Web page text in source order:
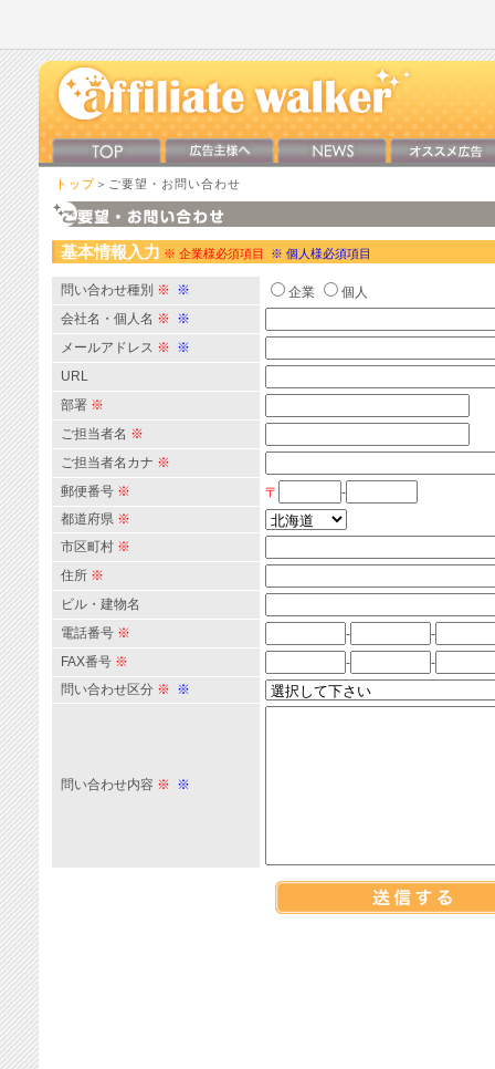
トップ ＞ご要望・お問い合わせ
基本情報入力 ※ 企業様必須項目 ※ 個人様必須項目
問い合わせ種別 ※ ※ 企業
個人
会社名・個人名 ※ ※
メールアドレス ※ ※
URL
部署 ※
ご担当者名 ※
ご担当者名カナ ※
郵便番号 ※ 〒
-
都道府県 ※
市区町村 ※
住所 ※
ビル・建物名
電話番号 ※ -
-
FAX番号 ※ -
-
問い合わせ区分 ※ ※
問い合わせ内容 ※ ※